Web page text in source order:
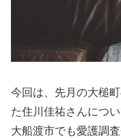
今回は、先月の大槌
た住川佳祐さんにつ
大船渡市でも愛護調